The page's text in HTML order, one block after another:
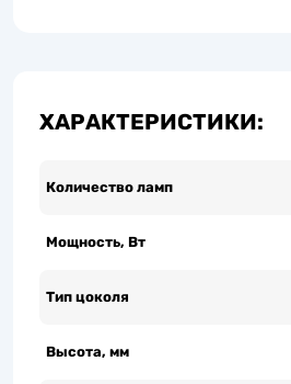
ХАРАКТЕРИСТИКИ:
Количество ламп
Мощность, Вт
Тип цоколя
Высота, мм